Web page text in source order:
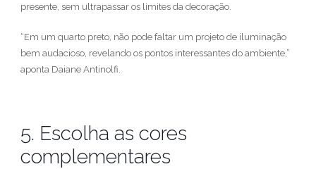
presente, sem ultrapassar os limites da decoração.
“Em um quarto preto, não pode faltar um projeto de iluminação
bem audacioso, revelando os pontos interessantes do ambiente,”
aponta Daiane Antinolfi.
5. Escolha as cores
complementares